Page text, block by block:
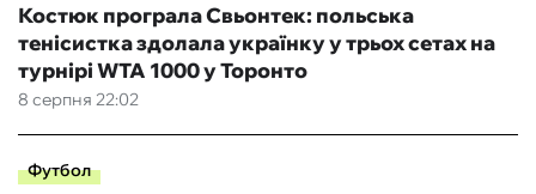
8 серпня 22:02
Костюк програла Свьонтек: польська
тенісистка здолала українку у трьох сетах на
турнірі WTA 1000 у Торонто
Футбол